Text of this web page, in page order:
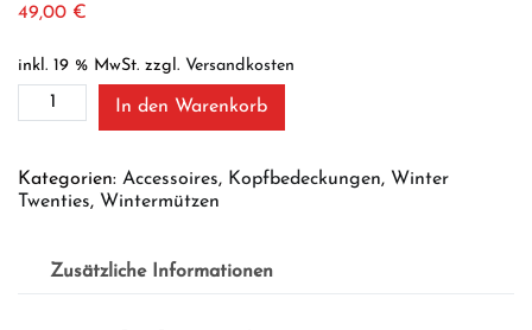
49,00 €
inkl. 19 % MwSt. zzgl. Versandkosten
Winter
TWENTIES
Dots
Menge
In den Warenkorb
Kategorien: Accessoires, Kopfbedeckungen, Winter
Twenties, Wintermützen
Zusätzliche Informationen